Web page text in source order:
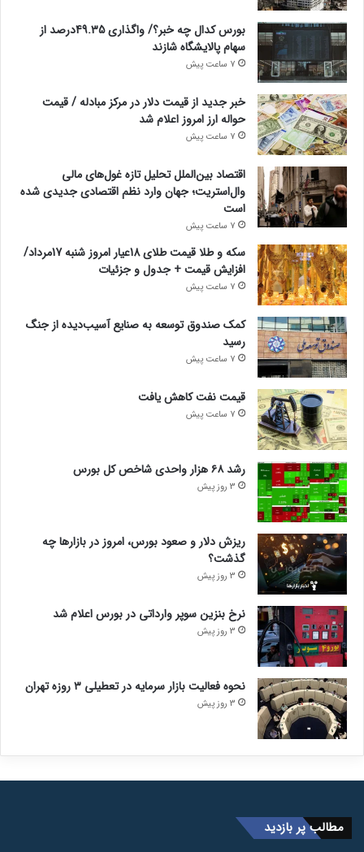
بورس کدال چه خبر؟/ واگذاری 49.35درصد از
سهام پالایشگاه شازند
7 ساعت پیش
خبر جدید از قیمت دلار در مرکز مبادله / قیمت
حواله ارز امروز اعلام شد
7 ساعت پیش
اقتصاد بین‌الملل تحلیل تازه غول‌های مالی
وال‌استریت؛ جهان وارد نظم اقتصادی جدیدی شده
است
7 ساعت پیش
سکه و طلا قیمت طلای 18عیار امروز شنبه 17مرداد/
افزایش قیمت + جدول و جزئیات
7 ساعت پیش
کمک صندوق توسعه به صنایع آسیب‌دیده از جنگ
رسید
7 ساعت پیش
قیمت نفت کاهش یافت
7 ساعت پیش
رشد ۶۸ هزار واحدی شاخص کل بورس
3 روز پیش
ریزش دلار و صعود بورس، امروز در بازارها چه
گذشت؟
3 روز پیش
نرخ بنزین سوپر وارداتی در بورس اعلام شد
3 روز پیش
نحوه فعالیت بازار سرمایه در تعطیلی ۳ روزه تهران
3 روز پیش
مطالب پر بازدید